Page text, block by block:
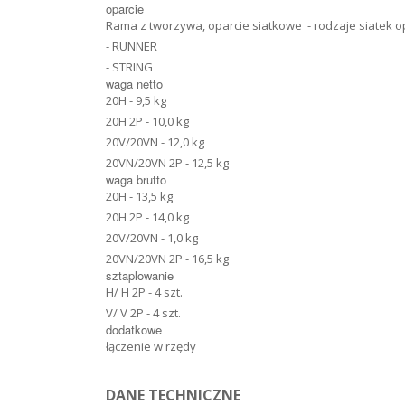
oparcie
Rama z tworzywa, oparcie siatkowe - rodzaje siatek
- RUNNER
- STRING
waga netto
20H - 9,5 kg
20H 2P - 10,0 kg
20V/20VN - 12,0 kg
20VN/20VN 2P - 12,5 kg
waga brutto
20H - 13,5 kg
20H 2P - 14,0 kg
20V/20VN - 1,0 kg
20VN/20VN 2P - 16,5 kg
sztaplowanie
H/ H 2P - 4 szt.
V/ V 2P - 4 szt.
dodatkowe
łączenie w rzędy
DANE TECHNICZNE